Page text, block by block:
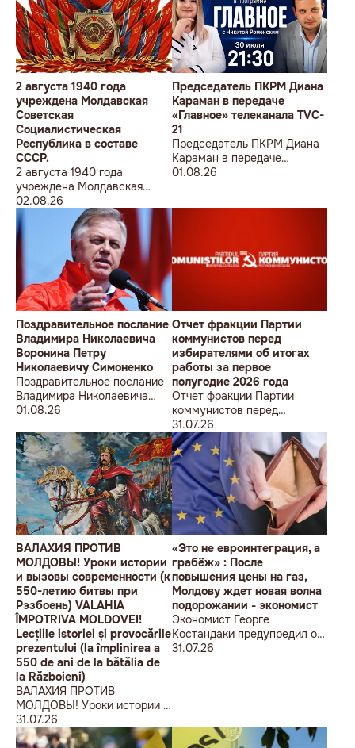
2 августа 1940 года
учреждена Молдавская
Советская
Социалистическая
Республика в составе
СССР.
2 августа 1940 года
учреждена Молдавская
Советская
Социалистическая
Республика в составе
СССР.
02.08.26
Председатель ПКРМ Диана
Караман в передаче
«Главное» телеканала TVC-
21
Председатель ПКРМ Диана
Караман в передаче
«Главное» телеканала TVC-
01.08.26
Поздравительное послание
Владимира Николаевича
Воронина Петру
Николаевичу Симоненко
Поздравительное послание
Владимира Николаевича
Воронина Петру
01.08.26
Отчет фракции Партии
коммунистов перед
избирателями об итогах
работы за первое
полугодие 2026 года
Отчет фракции Партии
коммунистов перед
избирателями об итогах
работы за первое полугодие
2026 года
31.07.26
ВАЛАХИЯ ПРОТИВ
МОЛДОВЫ! Уроки истории
и вызовы современности (к
550-летию битвы при
Рэзбоень) VALAHIA
ÎMPOTRIVA MOLDOVEI!
Lecțiile istoriei și provocările
prezentului (la împlinirea a
550 de ani de la bătălia de
la Războieni)
ВАЛАХИЯ ПРОТИВ
МОЛДОВЫ! Уроки истории и
вызовы современности (к
550-летию битвы при
31.07.26
«Это не евроинтеграция, а
грабёж» : После
повышения цены на газ,
Молдову ждет новая волна
подорожании - экономист
Экономист Георге
Костандаки предупредил о
новой волне роста цен
31.07.26